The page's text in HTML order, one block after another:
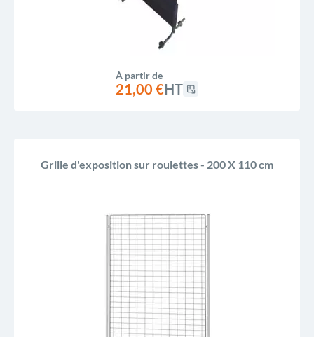
À partir de
21,00 €HT
Grille d'exposition sur roulettes - 200 X 110 cm